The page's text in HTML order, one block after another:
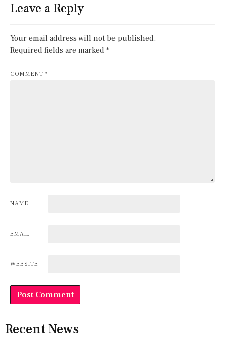
Leave a Reply
Your email address will not be published.
Required fields are marked *
COMMENT *
NAME
EMAIL
WEBSITE
Recent News